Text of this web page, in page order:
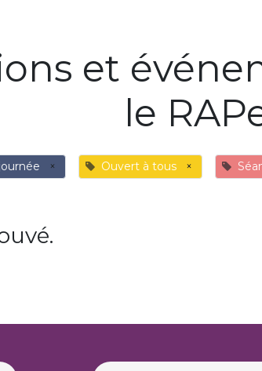
et
le
× Ouvert à tous ×